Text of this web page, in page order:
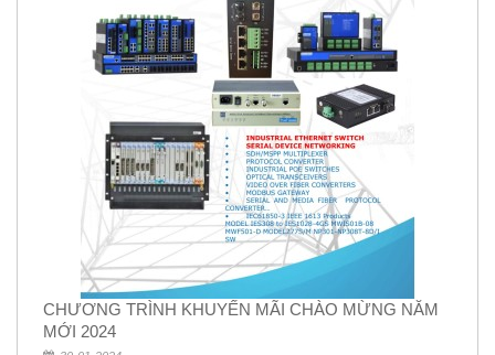
CHƯƠNG TRÌNH KHUYẾN MÃI CHÀO MỪNG NĂM
MỚI 2024